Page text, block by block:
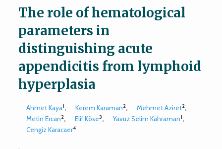
The role of hematological
parameters in
distinguishing acute
appendicitis from lymphoid
hyperplasia
Ahmet Kaya1, Kerem Karaman2, Mehmet Aziret2,
Metin Ercan2, Elif Köse3, Yavuz Selim Kahraman1,
Cengiz Karacaer4